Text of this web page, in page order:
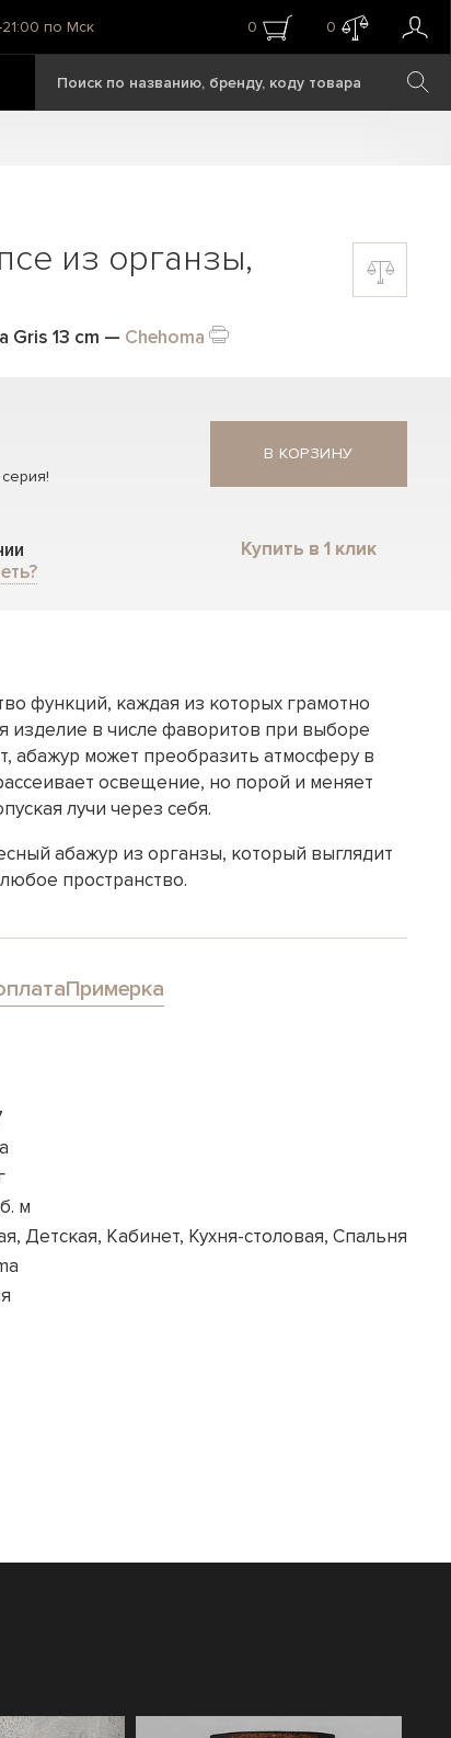
по Мск 0 0
из органзы,
Gris 13 cm — Chehoma
В КОРЗИНУ
Купить в 1 клик
функций, каждая из которых грамотно
изделие в числе фаворитов при выборе
абажур может преобразить атмосферу в
освещение, но порой и меняет
лучи через себя.
абажур из органзы, который выглядит
пространство.
Примерка
м
Детская, Кабинет, Кухня-столовая, Спальня